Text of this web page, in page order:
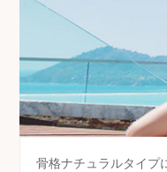
骨格ナチュラルタイプ